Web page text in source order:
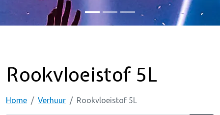
Rookvloeistof 5L
Home Verhuur Rookvloeistof 5L